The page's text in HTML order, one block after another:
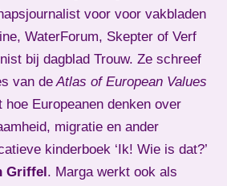
voor voor vakbladen
WaterForum, Skepter of Verf
bij dagblad Trouw. Ze schreef
van deAtlas of European Values
Europeanen denken over
migratie en ander
kinderboek ‘Ik! Wie is dat?’
Griffel. Marga werkt ook als